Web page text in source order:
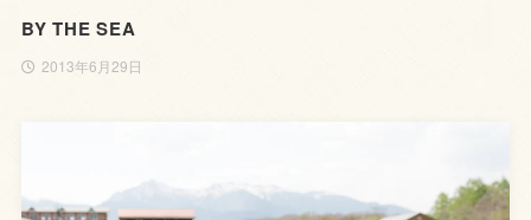
BY THE SEA
2013年6月29日